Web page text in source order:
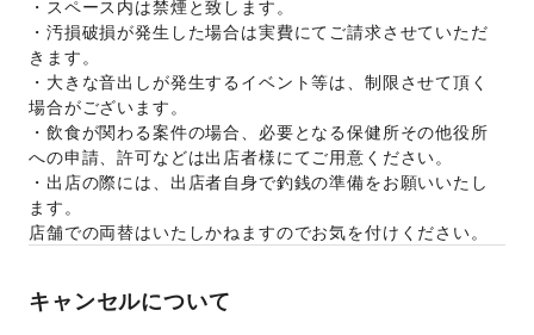
・スペース内は禁煙と致します。
・汚損破損が発生した場合は実費にてご請求させていただ
きます。
・大きな音出しが発生するイベント等は、制限させて頂く
場合がございます。
・飲食が関わる案件の場合、必要となる保健所その他役所
への申請、許可などは出店者様にてご用意ください。
・出店の際には、出店者自身で釣銭の準備をお願いいたし
ます。
店舗での両替はいたしかねますのでお気を付けください。
キャンセルについて